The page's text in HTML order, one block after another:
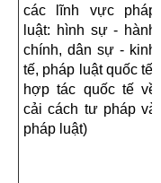
các lĩnh vực pháp
luật: hình sự - hành
chính, dân sự - kinh
tế, pháp luật quốc tế,
hợp tác quốc tế về
cải cách tư pháp và
pháp luật)